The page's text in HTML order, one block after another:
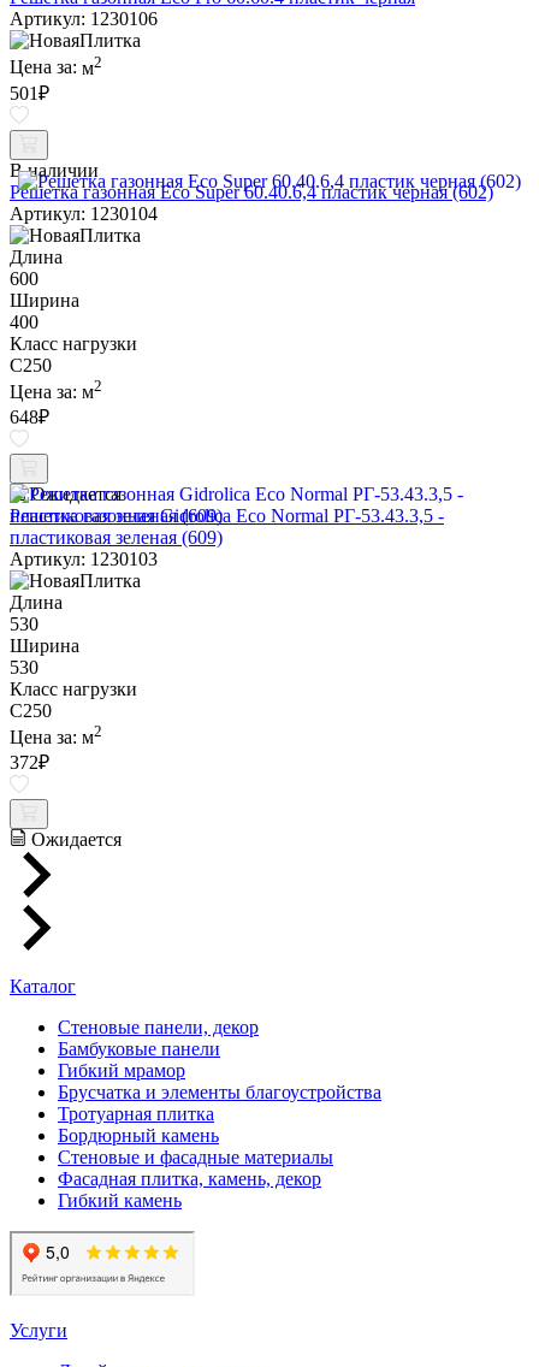
Артикул: 1230106
Цена за: м2
501₽
В наличии
Решетка газонная Eco Super 60.40.6,4 пластик черная (602)
Артикул: 1230104
Длина
600
Ширина
400
Класс нагрузки
C250
Цена за: м2
648₽
Ожидается
Решетка газонная Gidrolica Eco Normal РГ-53.43.3,5 -
пластиковая зеленая (609)
Артикул: 1230103
Длина
530
Ширина
530
Класс нагрузки
C250
Цена за: м2
372₽
Ожидается
Каталог
Стеновые панели, декор
Бамбуковые панели
Гибкий мрамор
Брусчатка и элементы благоустройства
Тротуарная плитка
Бордюрный камень
Стеновые и фасадные материалы
Фасадная плитка, камень, декор
Гибкий камень
Услуги